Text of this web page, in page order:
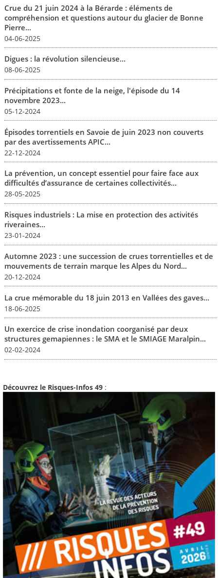
Crue du 21 juin 2024 à la Bérarde : éléments de
compréhension et questions autour du glacier de Bonne
Pierre...
04-06-2025
Digues : la révolution silencieuse...
08-06-2025
Précipitations et fonte de la neige, l'épisode du 14
novembre 2023...
05-12-2024
Épisodes torrentiels en Savoie de juin 2023 non couverts
par des avertissements APIC...
22-12-2024
La prévention, un concept essentiel pour faire face aux
difficultés d’assurance de certaines collectivités...
28-05-2025
Risques industriels : La mise en protection des activités
riveraines...
23-01-2024
Automne 2023 : une succession de crues torrentielles et de
mouvements de terrain marque les Alpes du Nord...
20-12-2024
La crue mémorable du 18 juin 2013 en Vallées des gaves...
18-06-2025
Un exercice de crise inondation coorganisé par deux
structures gemapiennes : le SMA et le SMIAGE Maralpin...
02-02-2024
Découvrez le Risques-Infos 49 :